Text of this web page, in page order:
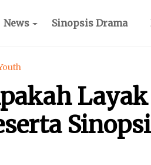
News Sinopsis Drama
Layak